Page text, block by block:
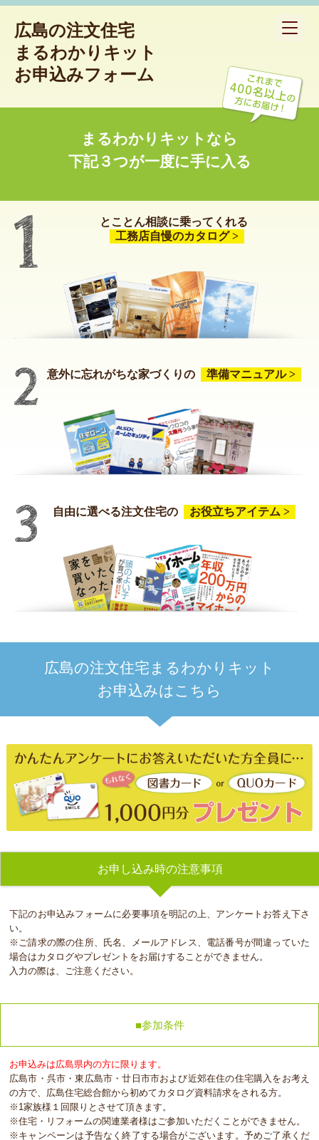
toggle
広島の注文住宅
まるわかりキット
お申込みフォーム
まるわかりキットなら
下記３つが一度に手に入る
とことん相談に乗ってくれる
工務店自慢のカタログ >
意外に忘れがちな家づくりの 準備マニュアル >
自由に選べる注文住宅の お役立ちアイテム >
広島の注文住宅まるわかりキット
お申込みはこちら
お申し込み時の注意事項
下記のお申込みフォームに必要事項を明記の上、アンケートお答え下さ
い。
※ご請求の際の住所、氏名、メールアドレス、電話番号が間違っていた
場合はカタログやプレゼントをお届けすることができません。
入力の際は、ご注意ください。
■参加条件
お申込みは広島県内の方に限ります。
広島市・呉市・東広島市・廿日市市および近郊在住の住宅購入をお考え
の方で、広島住宅総合館から初めてカタログ資料請求をされる方。
※1家族様１回限りとさせて頂きます。
※住宅・リフォームの関連業者様はご参加いただくことができません。
※キャンペーンは予告なく終了する場合がございます。予めご了承くだ